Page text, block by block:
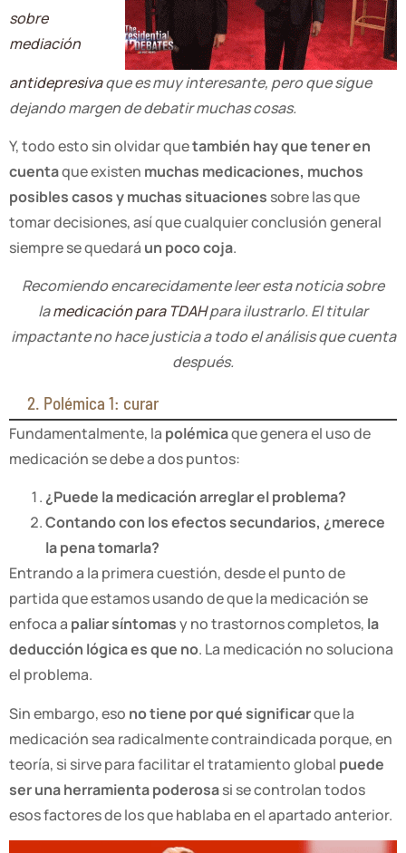
sobre
mediación
antidepresivaque es muy interesante, pero que sigue
dejando margen de debatir muchas cosas.
Y, todo esto sin olvidar quetambién hay que tener en
cuentaque existen muchas medicaciones, muchos
posibles casos y muchas situaciones sobre las que
tomar decisiones, así que cualquier conclusión general
siempre se quedará un poco coja.
Recomiendo encarecidamente leer esta noticia sobre
lamedicación para TDAHpara ilustrarlo. El titular
impactante no hace justicia a todo el análisis que cuenta
después.
2. Polémica 1: curar
Fundamentalmente, la polémicaque genera el uso de
medicación se debe a dos puntos:
¿Puede la medicación arreglar el problema?
Contando con los efectos secundarios, ¿merece
la pena tomarla?
Entrando a la primera cuestión, desde el punto de
partida que estamos usando de que la medicación se
enfoca a paliar síntomasy no trastornos completos, la
deducción lógica es que no. La medicación no soluciona
el problema.
Sin embargo, eso no tiene por qué significarque la
medicación sea radicalmente contraindicada porque, en
teoría, si sirve para facilitar el tratamiento global puede
ser una herramienta poderosasi se controlan todos
esos factores de los que hablaba en el apartado anterior.